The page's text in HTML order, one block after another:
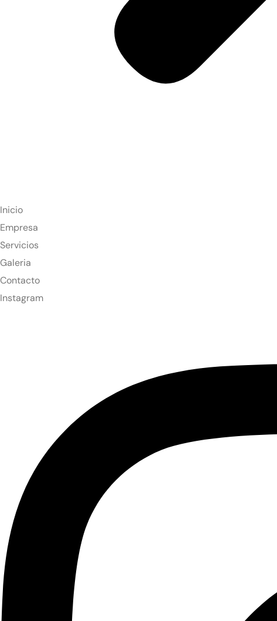
Inicio
Empresa
Servicios
Galeria
Contacto
Instagram